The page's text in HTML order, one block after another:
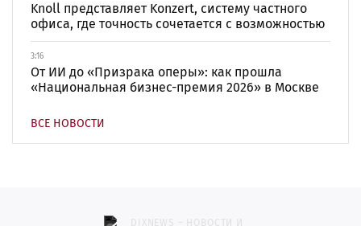
Knoll представляет Konzert, систему частного
офиса, где точность сочетается с возможностью
3:16
От ИИ до «Призрака оперы»: как прошла
«Национальная бизнес-премия 2026» в Москве
ВСЕ НОВОСТИ